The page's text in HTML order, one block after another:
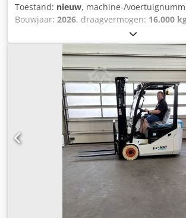
Toestand: nieuw, machine-/
Bouwjaar: 2026, draagvermogen: 16.000
1.480 mm
600 mm, brandstoftype:diesel, masttype:
bouwhoogte:3.030 mm, vorklengte:2.400
voorbandmaat:12.00-20 100%,
, totaalgewicht:19.300 kg,
5218640 Dkjdpjzp T Aujfx Af Eer